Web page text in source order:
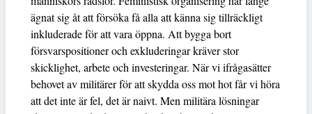
ägnat sig åt att försöka få alla att känna sig tillräckligt
inkluderade för att vara öppna. Att bygga bort
försvarspositioner och exkluderingar kräver stor
skicklighet, arbete och investeringar. När vi ifrågasätter
behovet av militärer för att skydda oss mot hot får vi höra
att det inte är fel, det är naivt. Men militära lösningar